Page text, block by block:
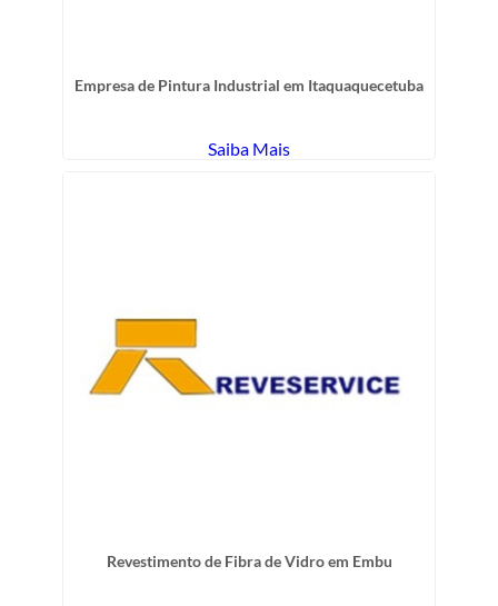
Empresa de Pintura Industrial em Itaquaquecetuba
Saiba Mais
Revestimento de Fibra de Vidro em Embu